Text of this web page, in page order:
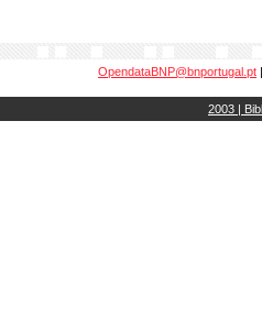
OpendataBNP@bnportugal.pt
2003 |